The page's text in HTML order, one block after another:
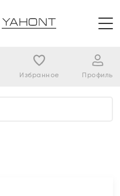
Избранное Профиль